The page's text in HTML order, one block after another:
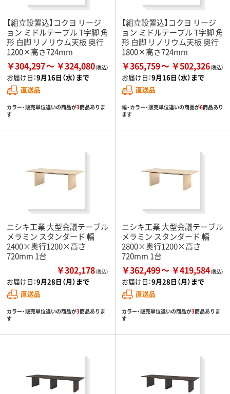
【組立設置込】コクヨ リージ
ョン ミドルテーブル T字脚 角
形 白脚 リノリウム天板 奥行
1200×高さ724mm
￥304,297 ￥324,080
お届け日：9月16日（水）まで
直送品
カラー・販売単位違いの商品が3商品ありま
す
【組立設置込】コクヨ リージ
ョン ミドルテーブル T字脚 角
形 白脚 リノリウム天板 奥行
1800×高さ724mm
￥365,759 ￥502,326
お届け日：9月16日（水）まで
直送品
幅・カラー・販売単位違いの商品が6商品あり
ます
ニシキ工業 大型会議テーブル
メラミン スタンダード 幅
2400×奥行1200×高さ
720mm 1台
￥302,178（税込）
お届け日：9月28日（月）まで
直送品
カラー・販売単位違いの商品が3商品ありま
す
ニシキ工業 大型会議テーブル
メラミン スタンダード 幅
2800×奥行1200×高さ
720mm 1台
￥362,499 ￥419,584
お届け日：9月28日（月）まで
直送品
カラー・販売単位違いの商品が3商品ありま
す